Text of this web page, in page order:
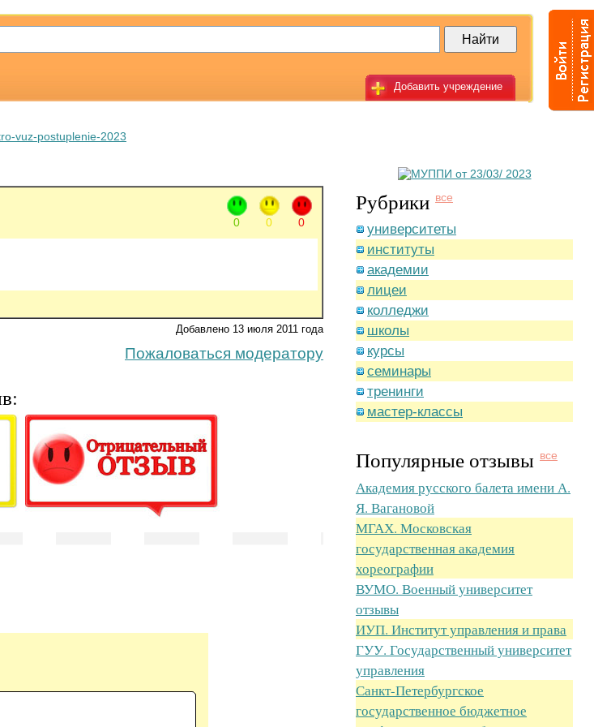
Добавить учреждение
0 0 0
Добавлено 13 июля 2011 года
Пожаловаться модератору
Рубрики все
университеты
институты
академии
лицеи
колледжи
школы
курсы
семинары
тренинги
мастер-классы
Популярные отзывы все
Академия русского балета имени А.
Я. Вагановой
МГАХ. Московская
государственная академия
хореографии
ВУМО. Военный университет
отзывы
ИУП. Институт управления и права
ГУУ. Государственный университет
управления
Санкт-Петербургское
государственное бюджетное